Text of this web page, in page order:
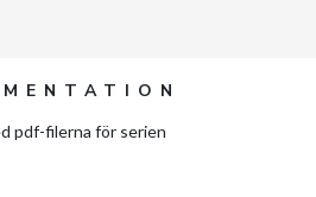
pdf-filerna för serien